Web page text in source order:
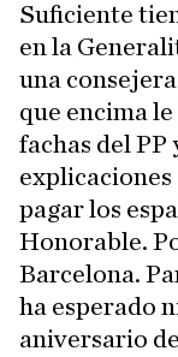
Suficiente
en la
una
que encima
fachas del PP
explicaciones
pagar los
Honorable.
Barcelona.
ha esperado
aniversario